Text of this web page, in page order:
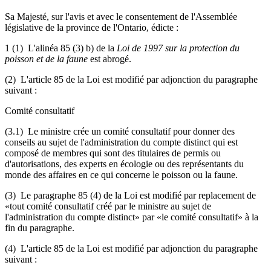
Sa Majesté, sur l'avis et avec le consentement de l'Assemblée
législative de la province de l'Ontario, édicte :
1 (1) L'alinéa 85 (3) b) de la Loi de 1997 sur la protection du
poisson et de la faune est abrogé.
(2) L'article 85 de la Loi est modifié par adjonction du paragraphe
suivant :
Comité consultatif
(3.1) Le ministre crée un comité consultatif pour donner des
conseils au sujet de l'administration du compte distinct qui est
composé de membres qui sont des titulaires de permis ou
d'autorisations, des experts en écologie ou des représentants du
monde des affaires en ce qui concerne le poisson ou la faune.
(3) Le paragraphe 85 (4) de la Loi est modifié par replacement de
«tout comité consultatif créé par le ministre au sujet de
l'administration du compte distinct» par «le comité consultatif» à la
fin du paragraphe.
(4) L'article 85 de la Loi est modifié par adjonction du paragraphe
suivant :